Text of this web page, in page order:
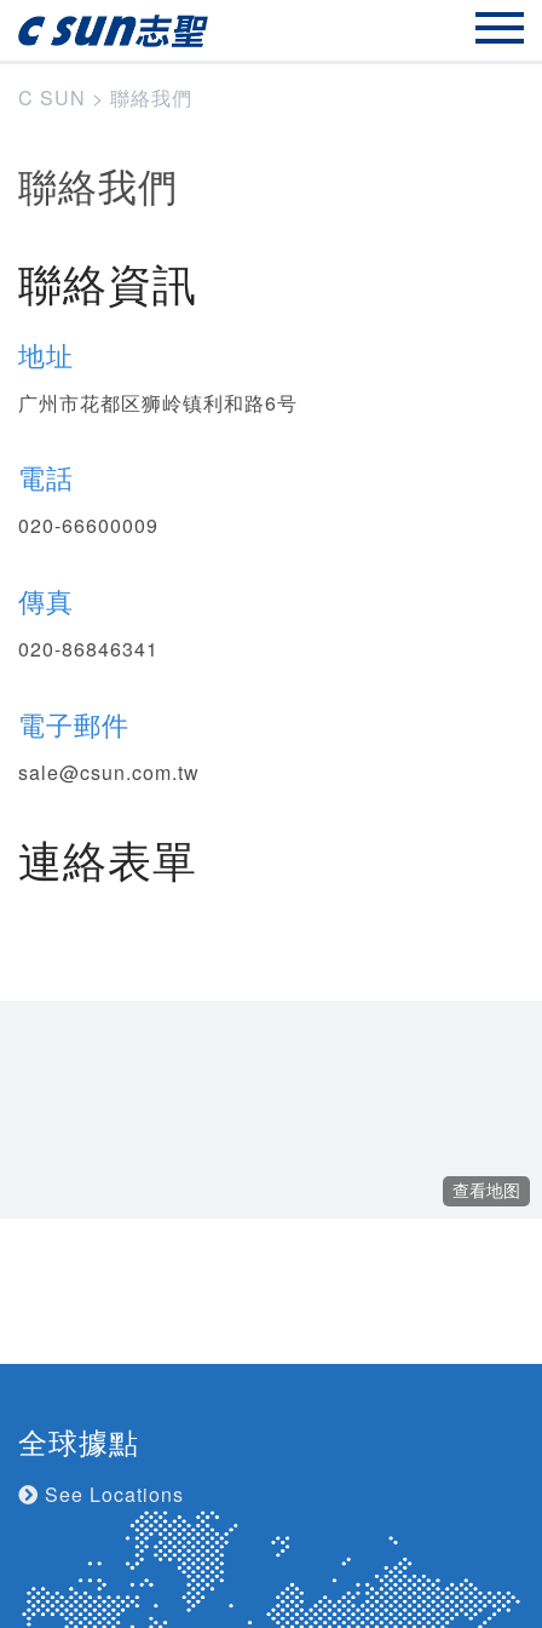
C SUN > 聯絡我們
聯絡我們
聯絡資訊
地址
广州市花都区狮岭镇利和路6号
電話
020-66600009
傳真
020-86846341
電子郵件
sale@csun.com.tw
連絡表單
全球據點
See Locations